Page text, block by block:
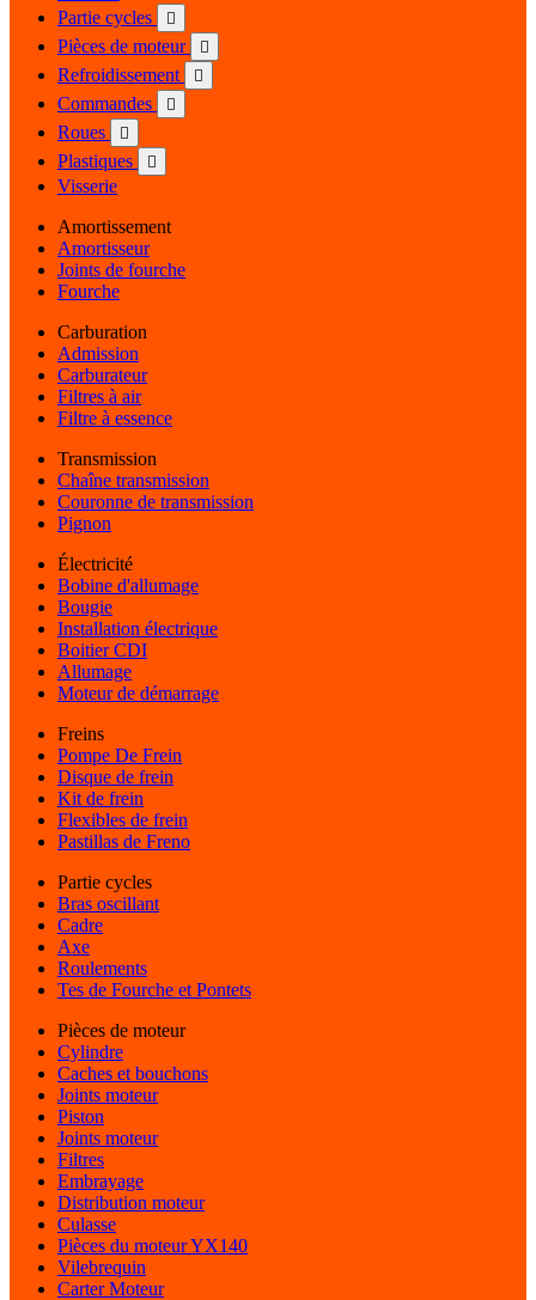
Partie cycles

Pièces de moteur 
Refroidissement 
Commandes 
Roues 
Plastiques 
Visserie
Amortissement
Amortisseur
Joints de fourche
Fourche
Carburation
Admission
Carburateur
Filtres à air
Filtre à essence
Transmission
Chaîne transmission
Couronne de transmission
Pignon
Électricité
Bobine d'allumage
Bougie
Installation électrique
Boitier CDI
Allumage
Moteur de démarrage
Freins
Pompe De Frein
Disque de frein
Kit de frein
Flexibles de frein
Pastillas de Freno
Partie cycles
Bras oscillant
Cadre
Axe
Roulements
Tes de Fourche et Pontets
Pièces de moteur
Cylindre
Caches et bouchons
Joints moteur
Piston
Joints moteur
Filtres
Embrayage
Distribution moteur
Culasse
Pièces du moteur YX140
Vilebrequin
Carter Moteur